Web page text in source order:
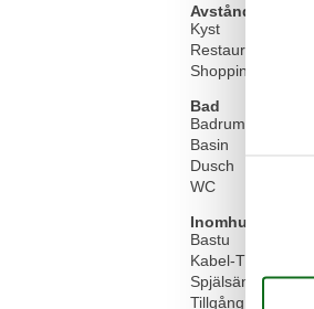
Avstånd
Kyst
Restaurant
Shopping
Bad
Badrum
Basin
Dusch
WC
Inomhus
Bastu
Kabel-TV
Spjälsäng
Tillgång till Internet